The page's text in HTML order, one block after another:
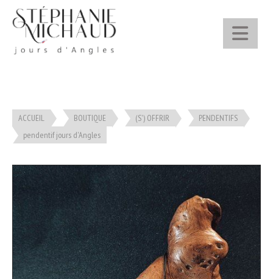
ACCUEIL BOUTIQUE (S') OFFRIR
PENDENTIFS
pendentif jours d'Angles
Panneau de gestion des cookies